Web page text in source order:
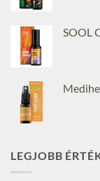
SOOL
LEGJOBB